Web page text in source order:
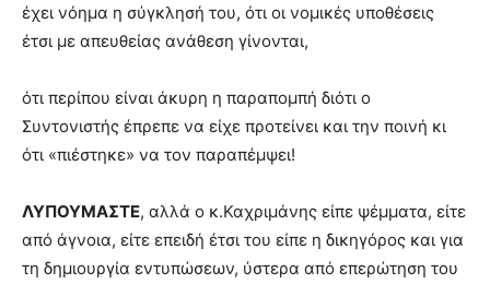
έχει νόημα η σύγκλησή του, ότι οι νομικές υποθέσεις
έτσι με απευθείας ανάθεση γίνονται,
ότι περίπου είναι άκυρη η παραπομπή διότι ο
Συντονιστής έπρεπε να είχε προτείνει και την ποινή κι
ότι «πιέστηκε» να τον παραπέμψει!
ΛΥΠΟΥΜΑΣΤΕ, αλλά ο κ.Καχριμάνης είπε ψέμματα, είτε
από άγνοια, είτε επειδή έτσι του είπε η δικηγόρος και για
τη δημιουργία εντυπώσεων, ύστερα από επερώτηση του